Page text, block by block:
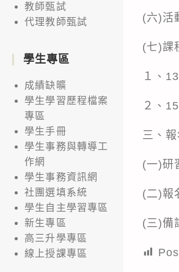
(六)活
(七)課
１、
２、
三、
(一)研
(二)報
(三)備
教師甄試
代理教師甄試
學生專區
成績缺曠
學生學習歷程檔案
專區
學生手冊
學生事務與轉導工
作網
學生事務資訊網
社團選填系統
學生自主學習專區
新生專區
高三升學專區
線上授課專區